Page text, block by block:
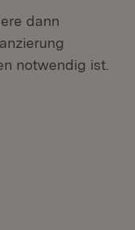
dann
notwendig ist.